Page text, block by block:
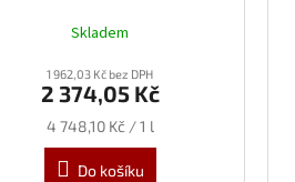
Skladem
1 962,03 Kč bez DPH
2 374,05 Kč
Měrná
cena:
4 748,10 Kč / 1 l
Do košíku